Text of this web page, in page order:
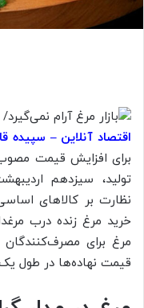
اقتصاد آنلاین – سپیده
برای افزایش قیمت
تولید، سیزدهم
نظارت بر کالا‌های
قیمت نهاده‌ها در طول